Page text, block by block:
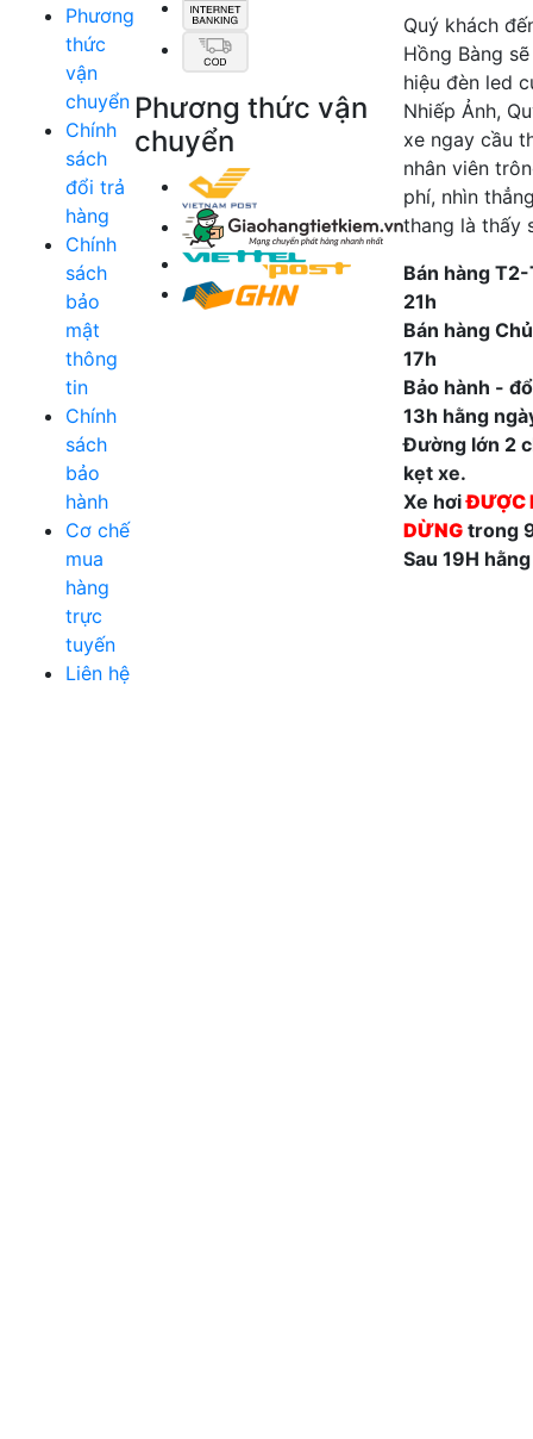
Phương
thức
vận
chuyển
Chính
sách
đổi trả
hàng
Chính
sách
bảo
mật
thông
tin
Chính
sách
bảo
hành
Cơ chế
mua
hàng
trực
tuyến
Liên hệ
Phương thức vận
chuyển
Quý khách
Hồng Bàng
hiệu đèn led
Nhiếp Ảnh,
xe ngay cầu
nhân viên
phí, nhìn
thang là thấy
Bán hàng
21h
Bán hàng
17h
Bảo hành -
13h hằng
Đường lớn 2
kẹt xe.
Xe hơiĐƯỢC
DỪNG trong
Sau 19H